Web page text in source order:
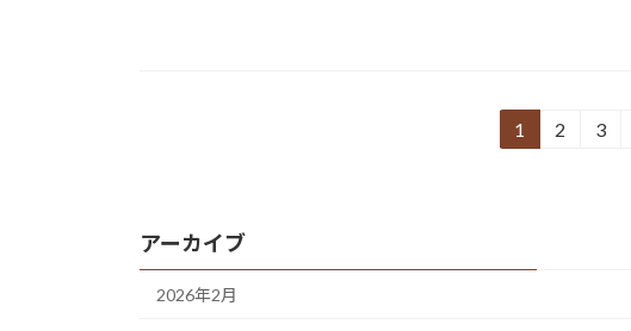
の
ペ
固
1
固
2
固
3
アーカイブ
2026年2月